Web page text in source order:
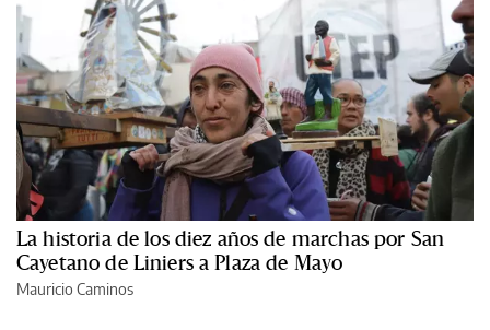
La historia de los diez años de marchas por San
Cayetano de Liniers a Plaza de Mayo
Mauricio Caminos